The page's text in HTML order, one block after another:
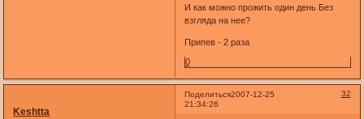
И как можно прожить один день Без
взгляда на нее?
Припев - 2 раза
0
Поделиться 32
2007-12-25
21:34:26
Keshtta